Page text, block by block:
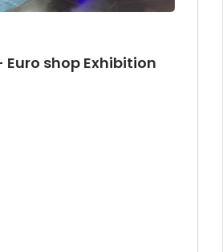
shop Exhibition